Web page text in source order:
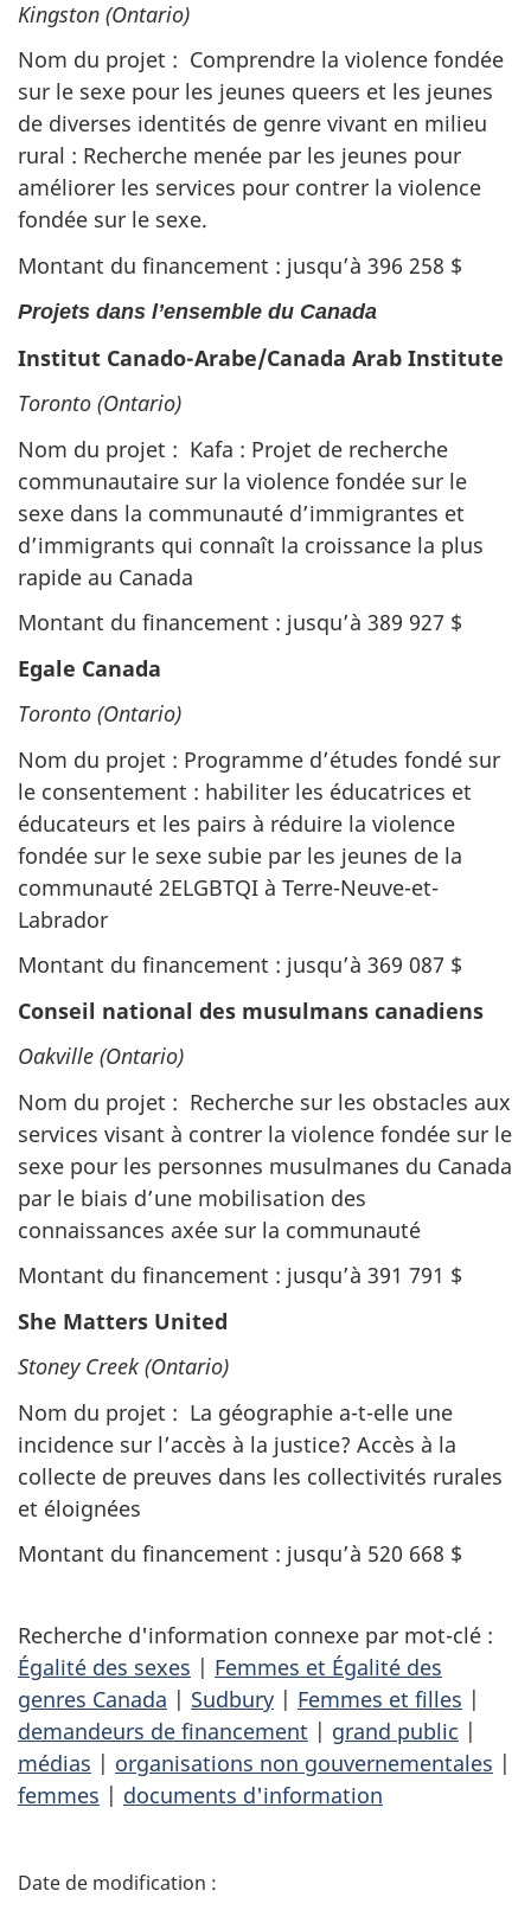
Kingston (Ontario)
Nom du projet : Comprendre la violence fondée
sur le sexe pour les jeunes queers et les jeunes
de diverses identités de genre vivant en milieu
rural : Recherche menée par les jeunes pour
améliorer les services pour contrer la violence
fondée sur le sexe.
Montant du financement : jusqu’à 396 258 $
Projets dans l’ensemble du Canada
Institut Canado-Arabe/Canada Arab Institute
Toronto (Ontario)
Nom du projet : Kafa : Projet de recherche
communautaire sur la violence fondée sur le
sexe dans la communauté d’immigrantes et
d’immigrants qui connaît la croissance la plus
rapide au Canada
Montant du financement : jusqu’à 389 927 $
Egale Canada
Toronto (Ontario)
Nom du projet : Programme d’études fondé sur
le consentement : habiliter les éducatrices et
éducateurs et les pairs à réduire la violence
fondée sur le sexe subie par les jeunes de la
communauté 2ELGBTQI à Terre-Neuve-et-
Labrador
Montant du financement : jusqu’à 369 087 $
Conseil national des musulmans canadiens
Oakville (Ontario)
Nom du projet : Recherche sur les obstacles aux
services visant à contrer la violence fondée sur le
sexe pour les personnes musulmanes du Canada
par le biais d’une mobilisation des
connaissances axée sur la communauté
Montant du financement : jusqu’à 391 791 $
She Matters United
Stoney Creek (Ontario)
Nom du projet : La géographie a-t-elle une
incidence sur l’accès à la justice? Accès à la
collecte de preuves dans les collectivités rurales
et éloignées
Montant du financement : jusqu’à 520 668 $
Recherche d'information connexe par mot-clé :
Égalité des sexes | Femmes et Égalité des
genres Canada | Sudbury | Femmes et filles |
demandeurs de financement | grand public |
médias | organisations non gouvernementales |
femmes | documents d'information
D